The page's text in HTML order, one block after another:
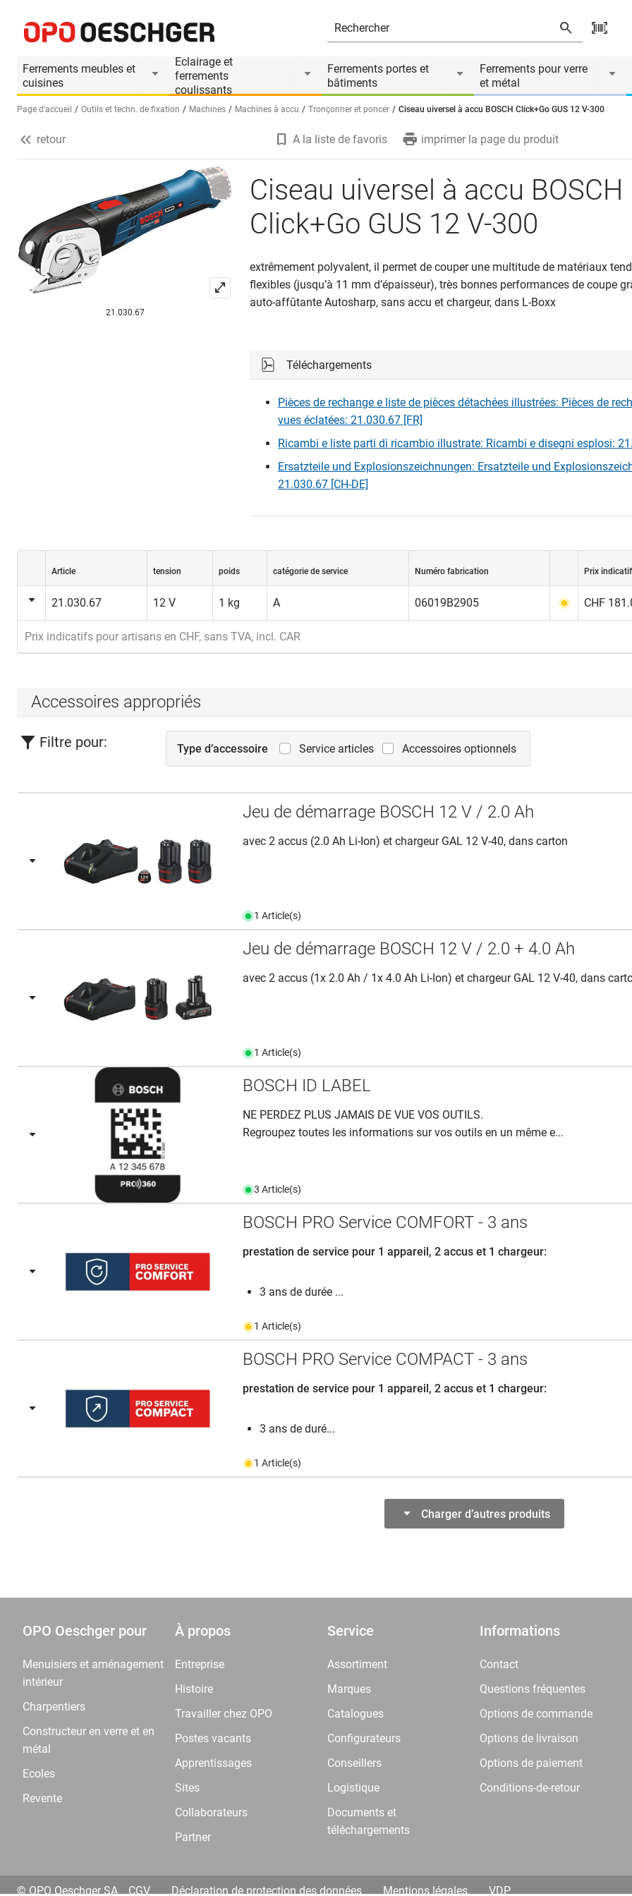
Ferrements meubles et
cuisines
Eclairage et
ferrements
coulissants
Ferrements portes et
bâtiments
Ferrements pour verre
et métal
Sélectionnez une langue (FR)
Page d’accueil Outils et techn. de fixation Machines Machines à accu Tronçonner et poncer Ciseau uiversel à accu BOSCH Click+Go GUS 12 V-300
Informations produit
Accessoires appropriés
retour A la liste de favoris imprimer la page du produit
21.030.67
Ciseau uiversel à accu BOSCH
Click+Go GUS 12 V-300
extrêmement polyvalent, il permet de couper une multitude de matériaux
flexibles (jusqu’à 11 mm d’épaisseur), très bonnes performances de coupe
auto-affûtante Autosharp, sans accu et chargeur, dans L-Boxx
Téléchargements
Pièces de rechange e liste de pièces détachées illustrées: Pièces de
vues éclatées: 21.030.67 [FR]
Ricambi e liste parti di ricambio illustrate: Ricambi e disegni esplosi:
Ersatzteile und Explosionszeichnungen: Ersatzteile und
21.030.67 [CH-DE]
Article tension poids catégorie de service Numéro fabrication Prix indicatif
21.030.67 12 V 1 kg A 06019B2905 CHF
Prix indicatifs pour artisans en CHF, sans TVA, incl. CAR
Accessoires appropriés
Filtre pour: Type d’accessoire Service articles Accessoires optionnels
Jeu de démarrage BOSCH 12 V / 2.0 Ah
avec 2 accus (2.0 Ah Li-Ion) et chargeur GAL 12 V-40, dans carton
1 Article(s)
Jeu de démarrage BOSCH 12 V / 2.0 + 4.0 Ah
avec 2 accus (1x 2.0 Ah / 1x 4.0 Ah Li-Ion) et chargeur GAL 12 V-40, dans
1 Article(s)
BOSCH ID LABEL
NE PERDEZ PLUS JAMAIS DE VUE VOS OUTILS.
Regroupez toutes les informations sur vos outils en un même e...
3 Article(s)
BOSCH PRO Service COMFORT - 3 ans
prestation de service pour 1 appareil, 2 accus et 1 chargeur:
3 ans de durée ...
1 Article(s)
BOSCH PRO Service COMPACT - 3 ans
prestation de service pour 1 appareil, 2 accus et 1 chargeur:
3 ans de duré...
1 Article(s)
Charger d’autres produits
OPO Oeschger pour
Menuisiers et aménagement
intérieur
Charpentiers
Constructeur en verre et en
métal
Ecoles
Revente
À propos
Entreprise
Histoire
Travailler chez OPO
Postes vacants
Apprentissages
Sites
Collaborateurs
Partner
Service
Assortiment
Marques
Catalogues
Configurateurs
Conseillers
Logistique
Documents et
téléchargements
Informations
Contact
Questions fréquentes
Options de commande
Options de livraison
Options de paiement
Conditions-de-retour
© OPO Oeschger SA CGV Déclaration de protection des données Mentions légales VDP